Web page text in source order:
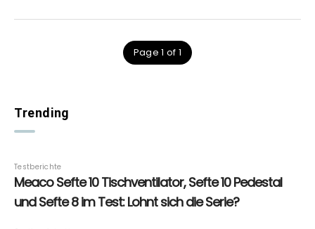
Page 1 of 1
Trending